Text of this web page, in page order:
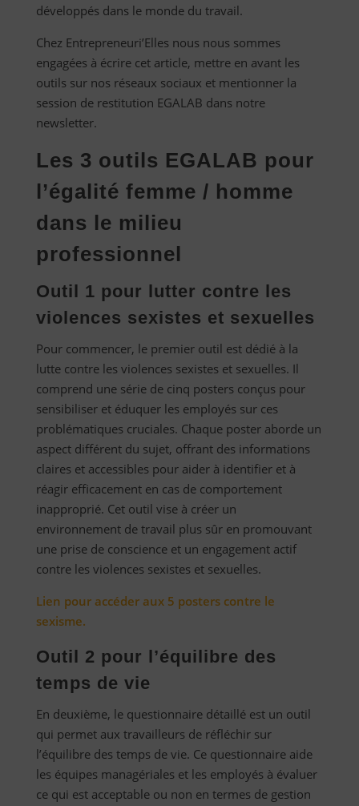
développés dans le monde du travail.
Chez Entrepreneuri’Elles nous nous sommes
engagées à écrire cet article, mettre en avant les
outils sur nos réseaux sociaux et mentionner la
session de restitution EGALAB dans notre
newsletter.
Les 3 outils EGALAB pour
l’égalité femme / homme
dans le milieu
professionnel
Outil 1 pour lutter contre les
violences sexistes et sexuelles
Pour commencer, le premier outil est dédié à la
lutte contre les violences sexistes et sexuelles. Il
comprend une série de cinq posters conçus pour
sensibiliser et éduquer les employés sur ces
problématiques cruciales. Chaque poster aborde un
aspect différent du sujet, offrant des informations
claires et accessibles pour aider à identifier et à
réagir efficacement en cas de comportement
inapproprié. Cet outil vise à créer un
environnement de travail plus sûr en promouvant
une prise de conscience et un engagement actif
contre les violences sexistes et sexuelles.
Lien pour accéder aux 5 posters contre le
sexisme.
Outil 2 pour l’équilibre des
temps de vie
En deuxième, le questionnaire détaillé est un outil
qui permet aux travailleurs de réfléchir sur
l’équilibre des temps de vie. Ce questionnaire aide
les équipes managériales et les employés à évaluer
ce qui est acceptable ou non en termes de gestion